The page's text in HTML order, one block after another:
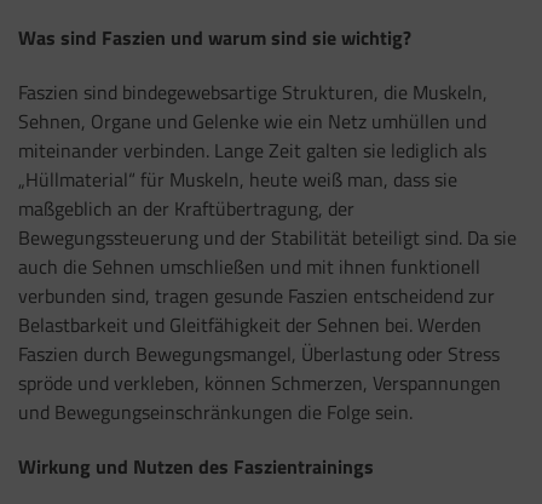
Was sind Faszien und warum sind sie wichtig?
Faszien sind bindegewebsartige Strukturen, die Muskeln,
Sehnen, Organe und Gelenke wie ein Netz umhüllen und
miteinander verbinden. Lange Zeit galten sie lediglich als
„Hüllmaterial“ für Muskeln, heute weiß man, dass sie
maßgeblich an der Kraftübertragung, der
Bewegungssteuerung und der Stabilität beteiligt sind. Da sie
auch die Sehnen umschließen und mit ihnen funktionell
verbunden sind, tragen gesunde Faszien entscheidend zur
Belastbarkeit und Gleitfähigkeit der Sehnen bei. Werden
Faszien durch Bewegungsmangel, Überlastung oder Stress
spröde und verkleben, können Schmerzen, Verspannungen
und Bewegungseinschränkungen die Folge sein.
Wirkung und Nutzen des Faszientrainings